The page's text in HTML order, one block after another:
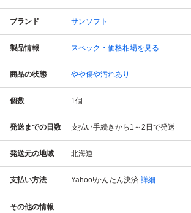
ブランド サンソフト
製品情報 スペック・価格相場を見る
商品の状態 やや傷や汚れあり
個数 1個
発送までの日数 支払い手続きから1～2日で発送
発送元の地域 北海道
支払い方法 Yahoo!かんたん決済 詳細
その他の情報